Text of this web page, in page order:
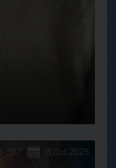
15 Oct, 2025
587